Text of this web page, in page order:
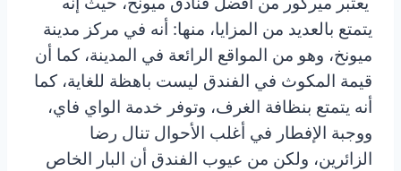
يتمتع بالعديد من المزايا، منها: أنه في مركز مدينة
ميونخ، وهو من المواقع الرائعة في المدينة، كما أن
قيمة المكوث في الفندق ليست باهظة للغاية، كما
أنه يتمتع بنظافة الغرف، وتوفر خدمة الواي فاي،
ووجبة الإفطار في أغلب الأحوال تنال رضا
الزائرين، ولكن من عيوب الفندق أن البار الخاص